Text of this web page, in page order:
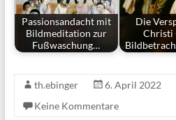
Passionsandacht mit
Bildmeditation zur
Fußwaschung…
Die
Christi
th.ebinger 6. April 2022
Keine Kommentare